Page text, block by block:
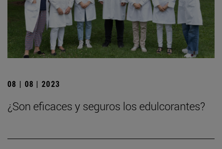
08 | 08 | 2023
¿Son eficaces y seguros los edulcorantes?